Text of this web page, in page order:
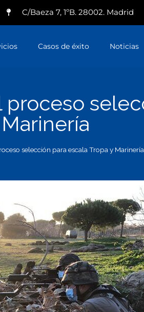
C/Baeza 7, 1ºB. 28002. Madrid
Casos de éxito Noticias
selección para escala Tropa y Marinería